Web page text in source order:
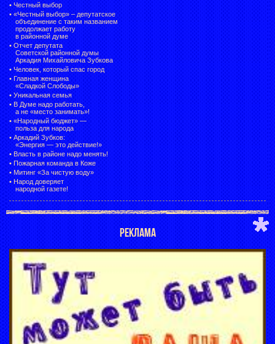
• Честный выбор
• «Честный выбор» – депутатское
объединение с таким названием
продолжает работу
в районной думе
• Отчет депутата
Советской районной думы
Аркадия Михайловича Зубкова
• Человек, который спас город
• Главная женщина
«Сладкой Слободы»
• Уникальная семья
• В Думе надо работать,
а не «место занимать»!
• «Народный бюджет» —
польза для народа
• Аркадий Зубков:
«Энергия — это действие!»
• Власть в районе надо менять!
• Пожарная команда в Коже
• Митинг «За чистую воду»
• Народ доверяет
народной газете!
РЕКЛАМА